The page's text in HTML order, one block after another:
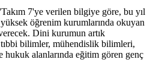
7'ye verilen bilgiye göre, bu yıl
öğrenim kurumlarında okuyan
Dini kurumun artık
bilimler, mühendislik bilimleri,
alanlarında eğitim gören genç